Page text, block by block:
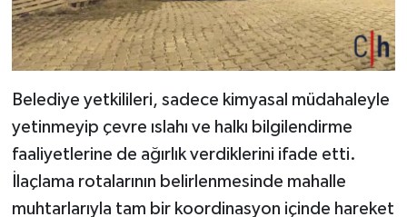
Belediye yetkilileri, sadece kimyasal müdahaleyle
yetinmeyip çevre ıslahı ve halkı bilgilendirme
faaliyetlerine de ağırlık verdiklerini ifade etti.
İlaçlama rotalarının belirlenmesinde mahalle
muhtarlarıyla tam bir koordinasyon içinde hareket